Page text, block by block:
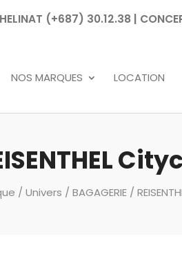
(+687) 30.12.38 |
NOS MARQUES LOCATION
/ Univers / BAGAGERIE/